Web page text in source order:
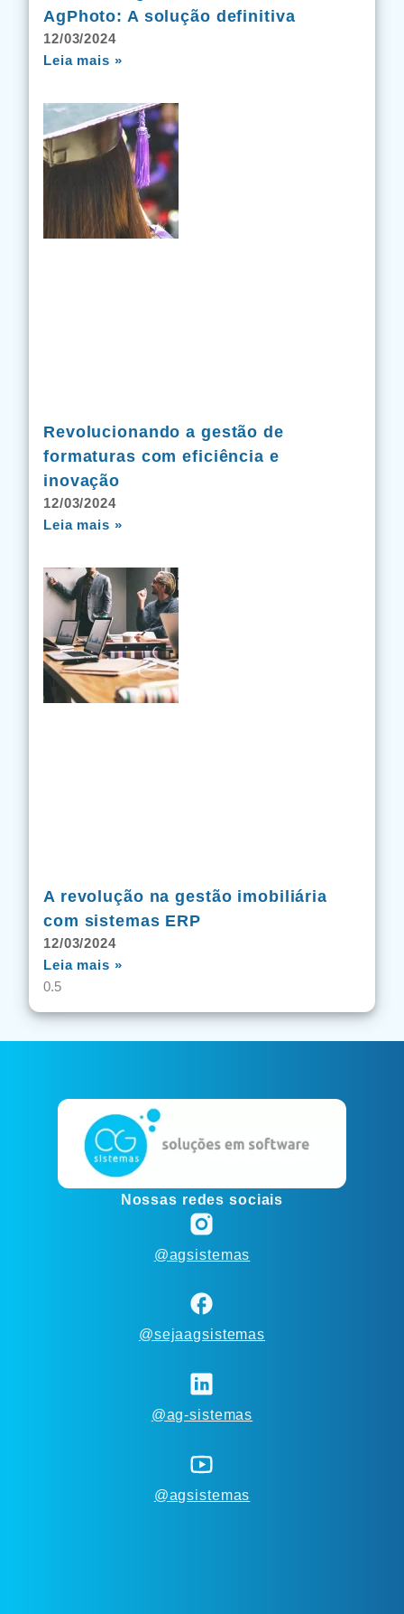
AgPhoto: A solução definitiva
12/03/2024
Leia mais »
Revolucionando a gestão de
formaturas com eficiência e
inovação
12/03/2024
Leia mais »
A revolução na gestão imobiliária
com sistemas ERP
12/03/2024
Leia mais »
Nossas redes sociais
@agsistemas
@sejaagsistemas
@ag-sistemas
@agsistemas